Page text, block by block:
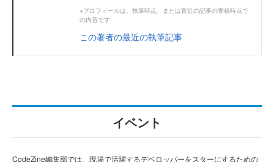
※プロフィールは、執筆時点、または直近の記事の寄稿時点で
の内容です
この著者の最近の執筆記事
イベント
CodeZine編集部では、現場で活躍するデベロッパーをスターにするための